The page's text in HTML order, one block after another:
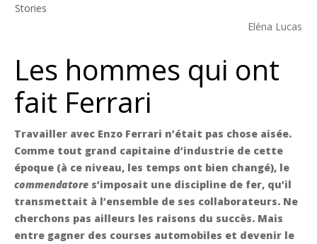
Stories
Eléna Lucas
Les hommes qui ont
fait Ferrari
Travailler avec Enzo Ferrari n’était pas chose aisée.
Comme tout grand capitaine d’industrie de cette
époque (à ce niveau, les temps ont bien changé), le
commendatore s’imposait une discipline de fer, qu’il
transmettait à l’ensemble de ses collaborateurs. Ne
cherchons pas ailleurs les raisons du succès. Mais
entre gagner des courses automobiles et devenir le